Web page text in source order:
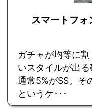
スマートフォ
ガチャが均等に
いスタイルが出
通常5%がSS。そ
というケ･･･